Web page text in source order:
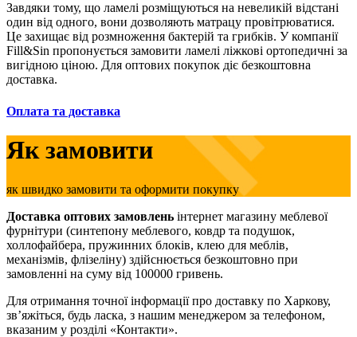
Завдяки тому, що ламелі розміщуються на невеликій відстані
один від одного, вони дозволяють матрацу провітрюватися.
Це захищає від розмноження бактерій та грибків. У компанії
Fill&Sin пропонується замовити ламелі ліжкові ортопедичні за
вигідною ціною. Для оптових покупок діє безкоштовна
доставка.
Оплата та доставка
Як замовити
як швидко замовити та оформити покупку
Доставка оптових замовлень інтернет магазину меблевої
фурнітури (синтепону меблевого, ковдр та подушок,
холлофайбера, пружинних блоків, клею для меблів,
механізмів, флізеліну) здійснюється безкоштовно при
замовленні на суму від 100000 гривень.
Для отримання точної інформації про доставку по Харкову,
зв’яжіться, будь ласка, з нашим менеджером за телефоном,
вказаним у розділі «Контакти».